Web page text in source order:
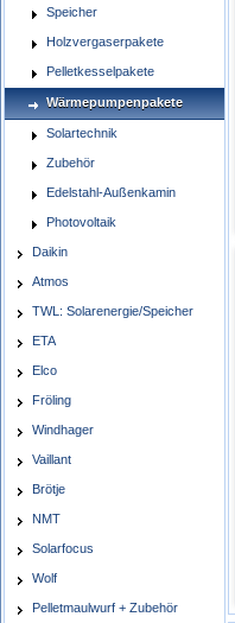
Speicher
Holzvergaserpakete
Pelletkesselpakete
Wärmepumpenpakete
Solartechnik
Zubehör
Edelstahl-Außenkamin
Photovoltaik
Daikin
Atmos
TWL: Solarenergie/Speicher
ETA
Elco
Fröling
Windhager
Vaillant
Brötje
NMT
Solarfocus
Wolf
Pelletmaulwurf + Zubehör